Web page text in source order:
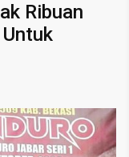
Ribuan